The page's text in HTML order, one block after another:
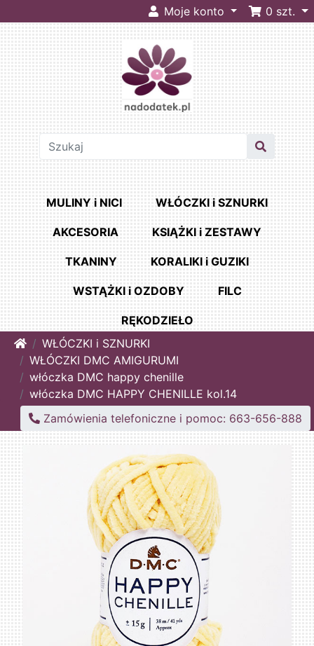
Moje konto 0 szt.
MULINY i NICI WŁÓCZKI i SZNURKI
AKCESORIA KSIĄŻKI i ZESTAWY
TKANINY KORALIKI i GUZIKI
WSTĄŻKI i OZDOBY FILC
RĘKODZIEŁO
HomeWŁÓCZKI i SZNURKI
WŁÓCZKI DMC AMIGURUMI
włóczka DMC happy chenille
włóczka DMC HAPPY CHENILLE kol.14
Zamówienia telefoniczne i pomoc: 663-656-888